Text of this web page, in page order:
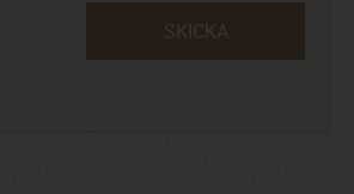
SKICKA